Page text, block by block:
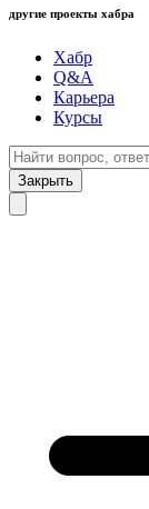
другие проекты хабра
Хабр
Q&A
Карьера
Курсы
Закрыть